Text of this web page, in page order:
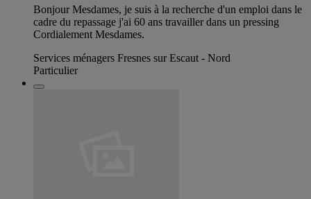
Bonjour Mesdames, je suis à la recherche d'un emploi dans le
cadre du repassage j'ai 60 ans travailler dans un pressing
Cordialement Mesdames.
Services ménagers Fresnes sur Escaut - Nord
Particulier